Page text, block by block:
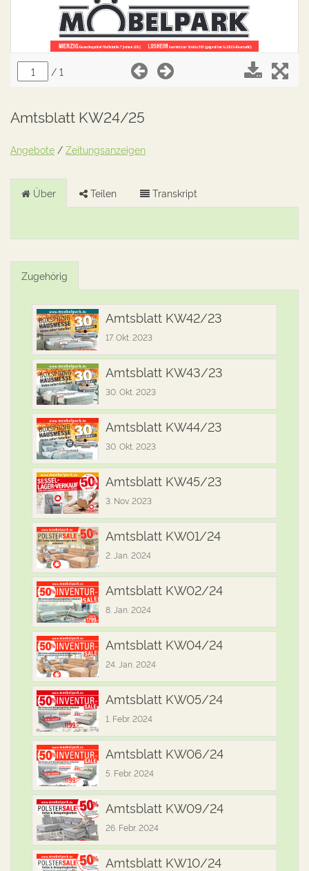
Amtsblatt KW24/25
Angebote / Zeitungsanzeigen
Über Teilen Transkript
Zugehörig
Amtsblatt KW42/23
17. Okt. 2023
Amtsblatt KW43/23
30. Okt. 2023
Amtsblatt KW44/23
30. Okt. 2023
Amtsblatt KW45/23
3. Nov. 2023
Amtsblatt KW01/24
2. Jan. 2024
Amtsblatt KW02/24
8. Jan. 2024
Amtsblatt KW04/24
24. Jan. 2024
Amtsblatt KW05/24
1. Febr. 2024
Amtsblatt KW06/24
5. Febr. 2024
Amtsblatt KW09/24
26. Febr. 2024
Amtsblatt KW10/24